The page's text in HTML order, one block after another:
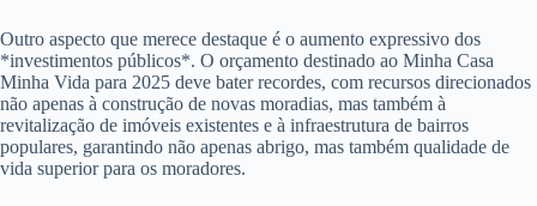
Outro aspecto que merece destaque é o aumento expressivo dos
*investimentos públicos*. O orçamento destinado ao Minha Casa
Minha Vida para 2025 deve bater recordes, com recursos direcionados
não apenas à construção de novas moradias, mas também à
revitalização de imóveis existentes e à infraestrutura de bairros
populares, garantindo não apenas abrigo, mas também qualidade de
vida superior para os moradores.